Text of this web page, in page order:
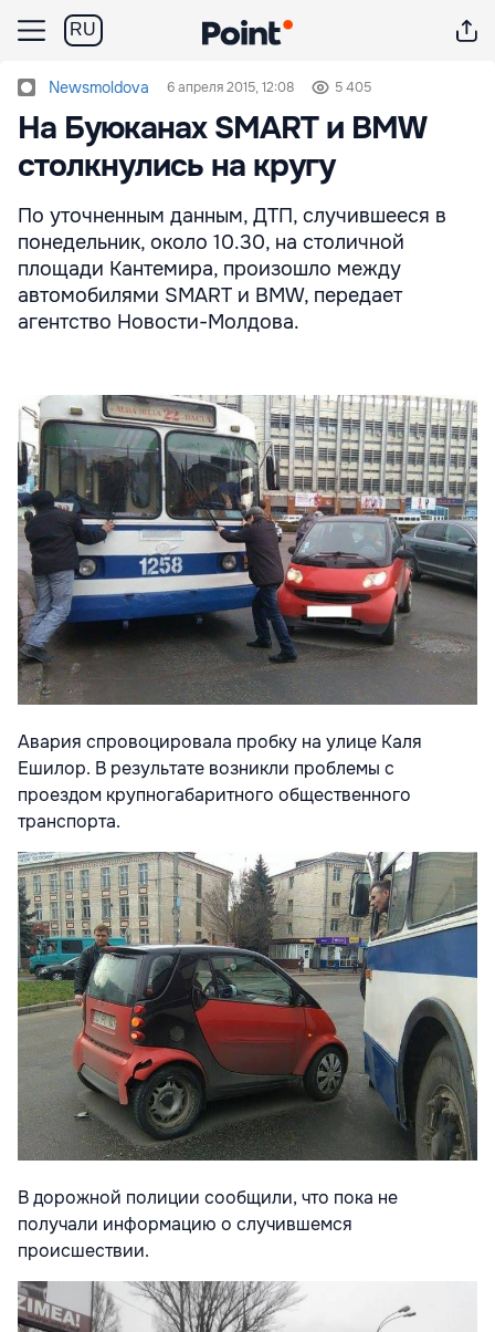
RU
Newsmoldova 6 апреля 2015, 12:08 5 405
На Буюканах SMART и BMW
столкнулись на кругу
По уточненным данным, ДТП, случившееся в
понедельник, около 10.30, на столичной
площади Кантемира, произошло между
автомобилями SMART и BMW, передает
агентство Новости-Молдова.
Авария спровоцировала пробку на улице Каля
Ешилор. В результате возникли проблемы с
проездом крупногабаритного общественного
транспорта.
В дорожной полиции сообщили, что пока не
получали информацию о случившемся
происшествии.